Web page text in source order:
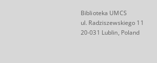
Biblioteka UMCS
ul. Radziszewskiego 11
20-031 Lublin, Poland